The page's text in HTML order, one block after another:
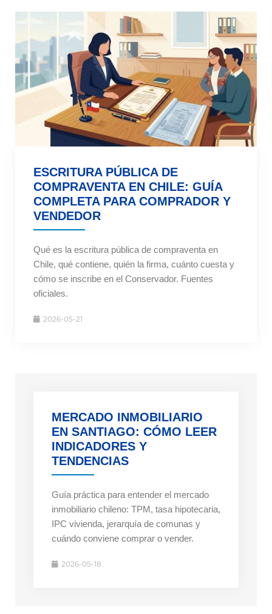
ESCRITURA PÚBLICA DE
COMPRAVENTA EN CHILE: GUÍA
COMPLETA PARA COMPRADOR Y
VENDEDOR
Qué es la escritura pública de compraventa en
Chile, qué contiene, quién la firma, cuánto cuesta y
cómo se inscribe en el Conservador. Fuentes
oficiales.
2026-05-21
MERCADO INMOBILIARIO
EN SANTIAGO: CÓMO LEER
INDICADORES Y
TENDENCIAS
Guía práctica para entender el mercado
inmobiliario chileno: TPM, tasa hipotecaria,
IPC vivienda, jerarquía de comunas y
cuándo conviene comprar o vender.
2026-05-18